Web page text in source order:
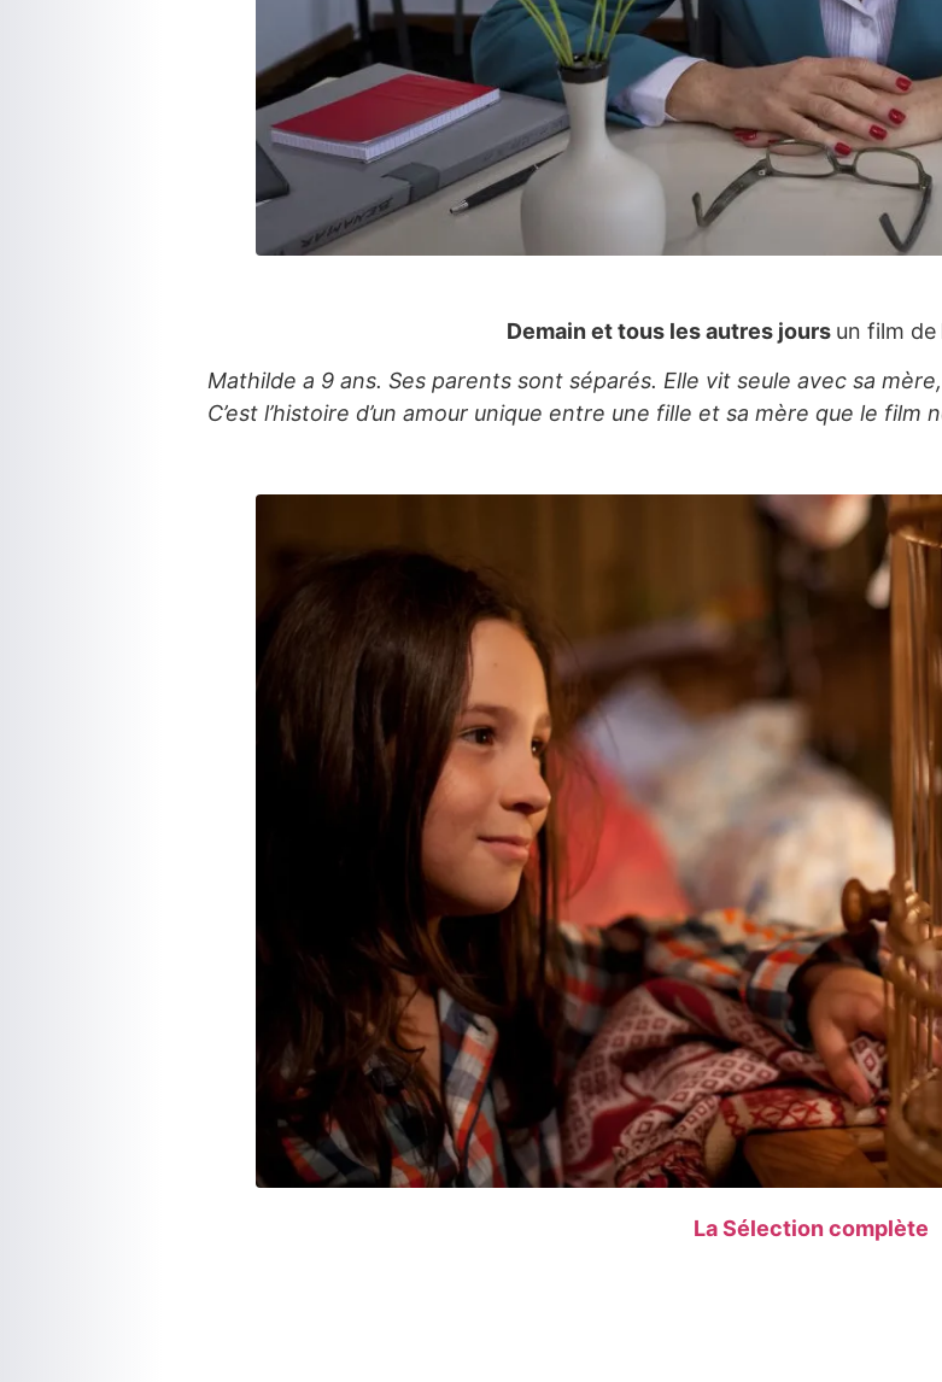
Demain et tous les autres jours un film de
Mathilde a 9 ans. Ses parents sont séparés. Elle vit seule avec sa
C’est l’histoire d’un amour unique entre une fille et sa mère que le film
La Sélection complète